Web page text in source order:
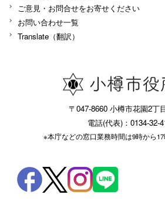
ご意見・お問合せをお寄せください
お問い合わせ一覧
Translate（翻訳）
〒047-8660 小樽市花園2丁
電話(代表)：0134-32-
※本庁などの窓口業務時間は9時から17